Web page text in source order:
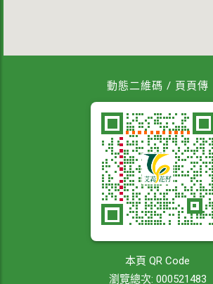
動態二維碼 / 頁頁傳
本頁 QR Code
瀏覽總次: 000521483